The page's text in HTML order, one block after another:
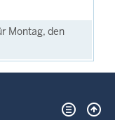
Montag, den